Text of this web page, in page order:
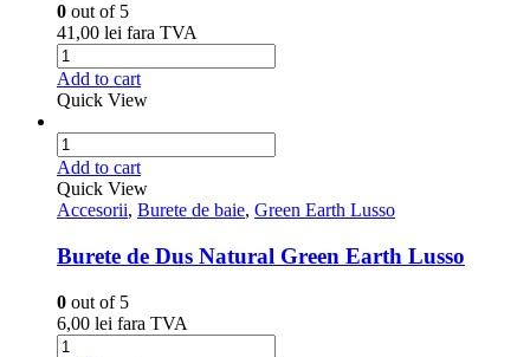
0 out of 5
41,00 lei fara TVA
Add to cart
Quick View
Add to cart
Quick View
Accesorii, Burete de baie, Green Earth Lusso
Burete de Dus Natural Green Earth Lusso
0 out of 5
6,00 lei fara TVA